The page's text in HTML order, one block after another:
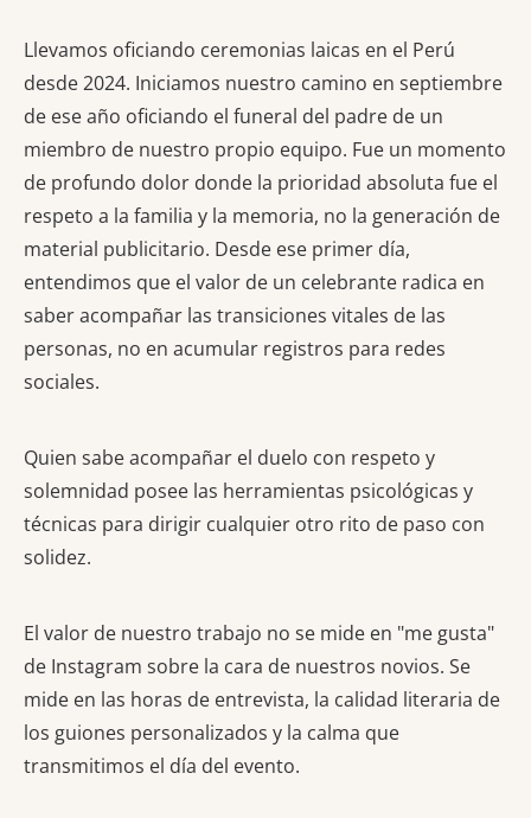
Llevamos oficiando ceremonias laicas en el Perú
desde 2024. Iniciamos nuestro camino en septiembre
de ese año oficiando el funeral del padre de un
miembro de nuestro propio equipo. Fue un momento
de profundo dolor donde la prioridad absoluta fue el
respeto a la familia y la memoria, no la generación de
material publicitario. Desde ese primer día,
entendimos que el valor de un celebrante radica en
saber acompañar las transiciones vitales de las
personas, no en acumular registros para redes
sociales.
Quien sabe acompañar el duelo con respeto y
solemnidad posee las herramientas psicológicas y
técnicas para dirigir cualquier otro rito de paso con
solidez.
El valor de nuestro trabajo no se mide en "me gusta"
de Instagram sobre la cara de nuestros novios. Se
mide en las horas de entrevista, la calidad literaria de
los guiones personalizados y la calma que
transmitimos el día del evento.